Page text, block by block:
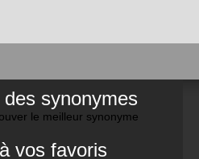
synonymes
le meilleur synonyme
vos favoris